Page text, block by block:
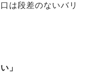
は段差のないバリ
」